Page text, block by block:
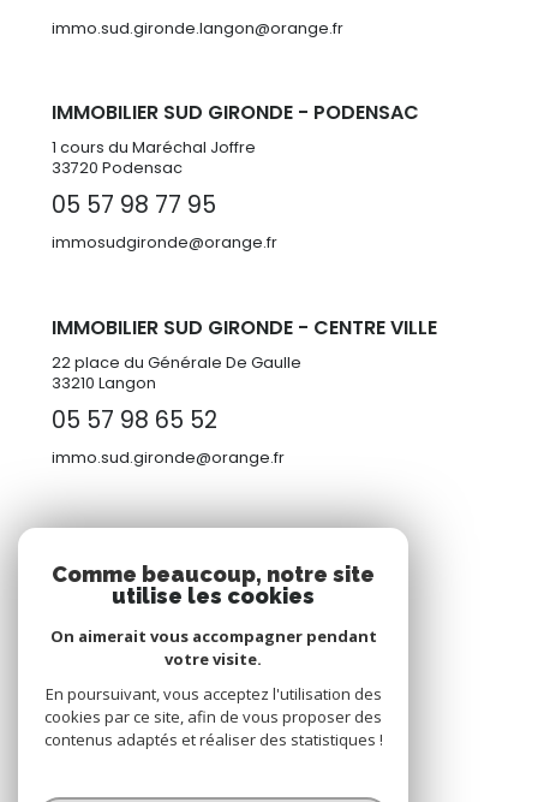
immo.sud.gironde.langon@orange.fr
IMMOBILIER SUD GIRONDE - PODENSAC
1 cours du Maréchal Joffre
33720 Podensac
05 57 98 77 95
immosudgironde@orange.fr
IMMOBILIER SUD GIRONDE - CENTRE VILLE
22 place du Générale De Gaulle
33210 Langon
05 57 98 65 52
immo.sud.gironde@orange.fr
Nous adhérons
Comme beaucoup, notre site
utilise les cookies
On aimerait vous accompagner pendant
votre visite.
En poursuivant, vous acceptez l'utilisation des
cookies par ce site, afin de vous proposer des
contenus adaptés et réaliser des statistiques !